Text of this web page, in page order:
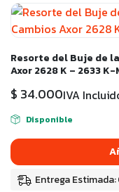
Resorte del Buje de
Axor 2628 K – 2633
$ 34.000IVA
Disponible
Entrega